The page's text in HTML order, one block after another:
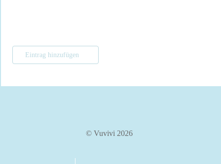
Eintrag hinzufügen
© Vuvivi 2026